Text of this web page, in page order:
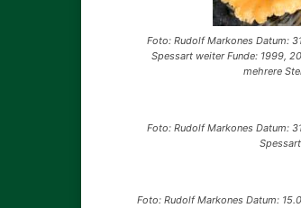
Foto: Rudolf Markones Datum:
Spessart weiter Funde: 1999,
mehrere
Foto: Rudolf Markones Datum:
Spessart
Foto: Rudolf Markones Datum: